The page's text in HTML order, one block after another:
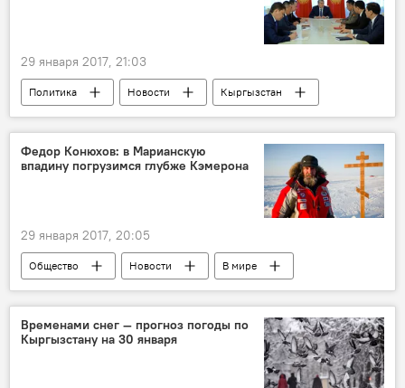
29 января 2017, 21:03
Политика Новости
Кыргызстан
Конституция
Федор Конюхов: в Марианскую
впадину погрузимся глубже Кэмерона
29 января 2017, 20:05
Общество Новости
В мире
Федор Конюхов
путешествие
океан
путешественник Россия
Временами снег — прогноз погоды по
Кыргызстану на 30 января